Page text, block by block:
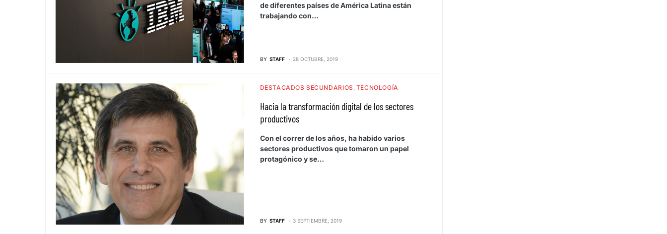
de diferentes países de América Latina están
trabajando con…
BY STAFF 28 OCTUBRE, 2019
DESTACADOS SECUNDARIOS TECNOLOGÍA
Hacia la transformación digital de los sectores
productivos
Con el correr de los años, ha habido varios
sectores productivos que tomaron un papel
protagónico y se…
BY STAFF 3 SEPTIEMBRE, 2019